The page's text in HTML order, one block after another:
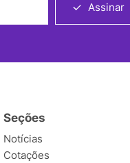
Assinar
Seções
Notícias
Cotações